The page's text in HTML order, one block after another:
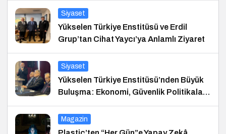
Siyaset
Yükselen Türkiye Enstitüsü ve Erdil
Grup’tan Cihat Yaycı’ya Anlamlı Ziyaret
Siyaset
Yükselen Türkiye Enstitüsü’nden Büyük
Buluşma: Ekonomi, Güvenlik Politikaları
ve Hukuk Konferansı
Magazin